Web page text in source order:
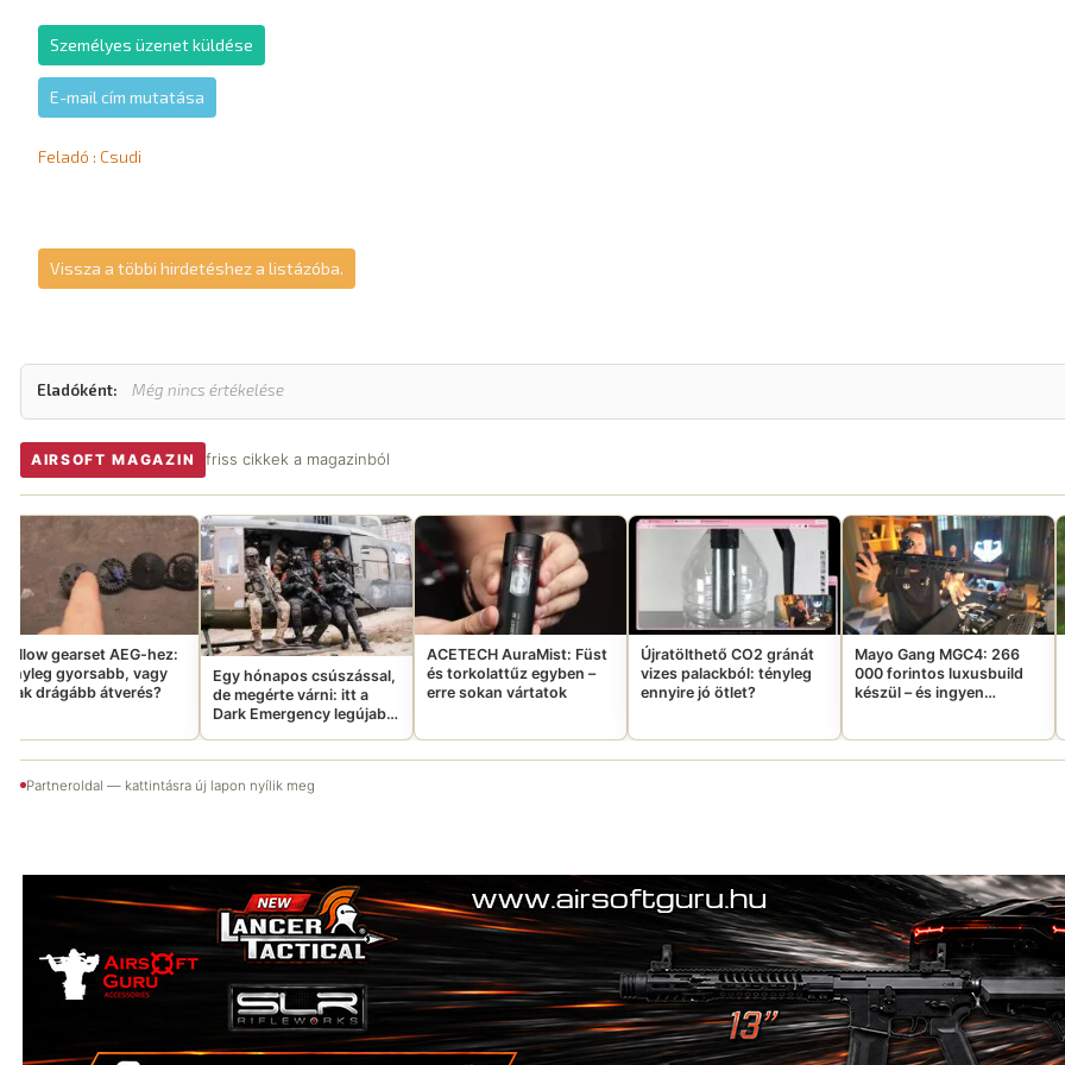
Személyes üzenet küldése
E-mail cím mutatása
Feladó : Csudi
Vissza a többi hirdetéshez a listázóba.
Eladóként: Még nincs értékelése
AIRSOFT MAGAZIN friss cikkek a magazinból
hez:
Egy hónapos csúszással,
de megérte várni: itt a
Dark Emergency legújabb
ACETECH AuraMist: Füst
és torkolattűz egyben –
erre sokan vártatok
Újratölthető CO2 gránát
vizes palackból: tényleg
ennyire jó ötlet?
Mayo Gang MGC4: 266
000 forintos luxusbuild
készül – és ingyen
Ghillie-suit,
egy troll, aki nem
saját bulijára
Partneroldal — kattintásra új lapon nyílik meg